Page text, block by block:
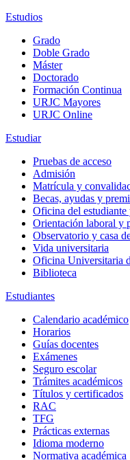
Estudios
Grado
Doble Grado
Máster
Doctorado
Formación Continua
URJC Mayores
URJC Online
Estudiar
Pruebas de acceso
Admisión
Matrícula y
Becas, ayudas y
Oficina del
Orientación laboral y
Observatorio y casa
Vida universitaria
Oficina Universitaria
Biblioteca
Estudiantes
Calendario académico
Horarios
Guías docentes
Exámenes
Seguro escolar
Trámites académicos
Títulos y certificados
RAC
TFG
Prácticas externas
Idioma moderno
Normativa académica